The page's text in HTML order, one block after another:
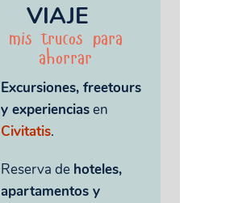
VIAJE
mis trucos para
ahorrar
Excursiones, freetours
y experienciasen
Civitatis.
Reserva de hoteles,
apartamentos y